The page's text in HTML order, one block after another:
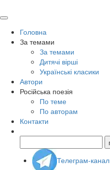
Головна
За темами
За темами
Дитячі вірші
Українські класики
Автори
Російська поезія
По теме
По авторам
Контакти
Телеграм-канал